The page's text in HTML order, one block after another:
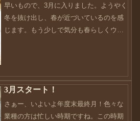
早いもので、3月に入りました。ようやく
冬を抜け出し、春が近づいているのを感
じます。もう少しで気分も春らしくウキ
いたいんだとか。ビジネ...
3月スタート！
さぁー、いよいよ年度末最終月！色々な
業種の方は忙しい時期ですね。この時期